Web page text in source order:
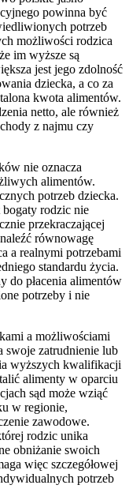
powinna być
potrzeb
możliwości rodzica
im wyższe są
jest jego zdolność
dziecka, a co za
kwota alimentów.
netto, ale również
z najmu czy
nie oznacza
alimentów.
potrzeb dziecka.
rodzic nie
przekraczającej
równowagę
a realnymi potrzebami
standardu życia.
do płacenia alimentów
potrzeby i nie
a możliwościami
swoje zatrudnienie lub
wyższych kwalifikacji
alimenty w oparciu
sąd może wziąć
w regionie,
zawodowe.
rodzic unika
obniżanie swoich
więc szczegółowej
potrzeb